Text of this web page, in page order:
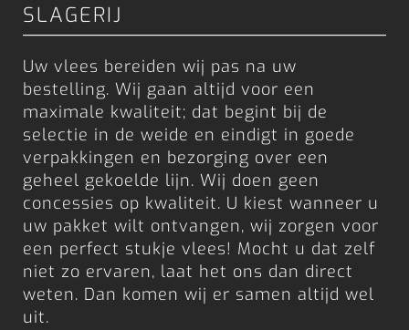
SLAGERIJ
Uw vlees bereiden wij pas na uw
bestelling. Wij gaan altijd voor een
maximale kwaliteit; dat begint bij de
selectie in de weide en eindigt in goede
verpakkingen en bezorging over een
geheel gekoelde lijn. Wij doen geen
concessies op kwaliteit. U kiest wanneer u
uw pakket wilt ontvangen, wij zorgen voor
een perfect stukje vlees! Mocht u dat zelf
niet zo ervaren, laat het ons dan direct
weten. Dan komen wij er samen altijd wel
uit.